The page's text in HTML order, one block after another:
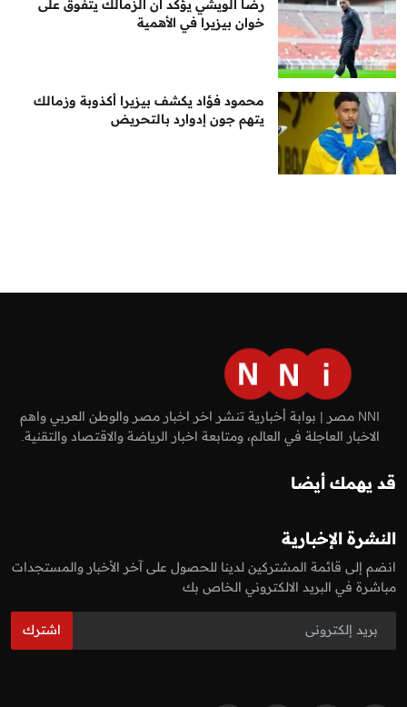
رضا الويشي يؤكد أن الزمالك يتفوق على
خوان بيزيرا في الأهمية
محمود فؤاد يكشف بيزيرا أكذوبة وزمالك
يتهم جون إدوارد بالتحريض
NNI مصر | بوابة أخبارية تنشر اخر اخبار مصر والوطن العربي واهم
الاخبار العاجلة في العالم، ومتابعة اخبار الرياضة والاقتصاد والتقنية.
قد يهمك أيضا
النشرة الإخبارية
انضم إلى قائمة المشتركين لدينا للحصول على آخر الأخبار والمستجدات
مباشرة في البريد الالكتروني الخاص بك
اشترك